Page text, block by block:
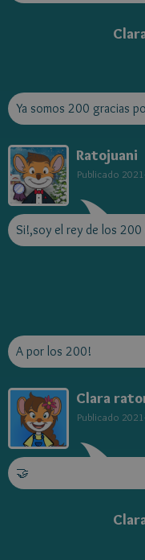
Ya somos 200 gracias
Ratojuani
Publicado
Si!,soy el rey de los
A por los 200!
Clara
Publicado
🤝